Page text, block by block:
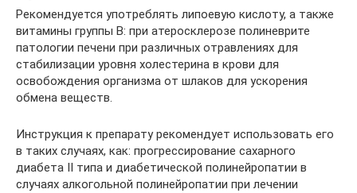
Рекомендуется употреблять липоевую кислоту, а также
витамины группы В: при атеросклерозе полиневрите
патологии печени при различных отравлениях для
стабилизации уровня холестерина в крови для
освобождения организма от шлаков для ускорения
обмена веществ.
Инструкция к препарату рекомендует использовать его
в таких случаях, как: прогрессирование сахарного
диабета II типа и диабетической полинейропатии в
случаях алкогольной полинейропатии при лечении